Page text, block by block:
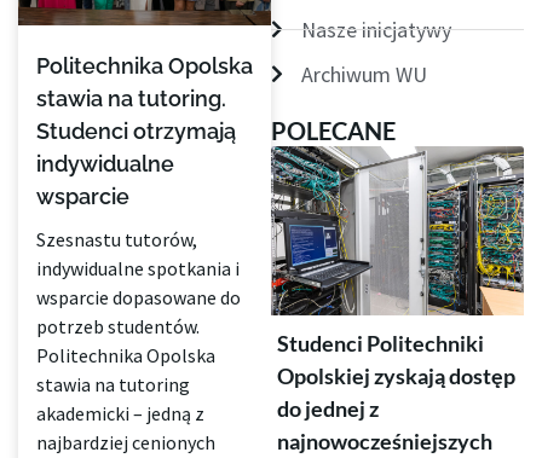
Politechnika Opolska
stawia na tutoring.
Studenci otrzymają
indywidualne
wsparcie
Szesnastu tutorów,
indywidualne spotkania i
wsparcie dopasowane do
potrzeb studentów.
Politechnika Opolska
stawia na tutoring
akademicki – jedną z
najbardziej cenionych
Nasze inicjatywy
Archiwum WU
POLECANE
Studenci Politechniki
Opolskiej zyskają dostęp
do jednej z
najnowocześniejszych